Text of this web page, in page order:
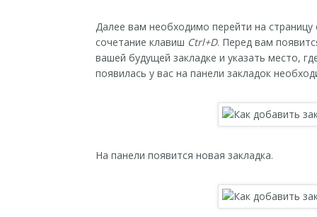
Далее вам необходимо перейти на
сочетание клавиш Ctrl+D. Перед вам
вашей будущей закладке и указать место,
появилась у вас на панели закладок
На панели появится новая закладка.